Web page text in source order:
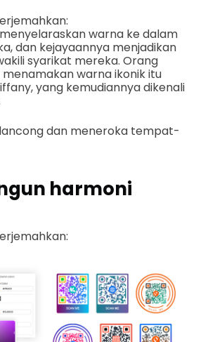
warna ke dalam
dan kejayaannya menjadikan
syarikat mereka. Orang
warna ikonik itu
yang kemudiannya dikenali
dan meneroka tempat-
harmoni